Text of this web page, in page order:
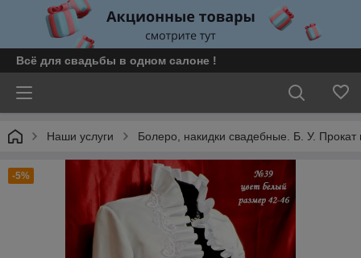
Всё для свадьбы в одном салоне !
Наши услуги Болеро, накидки свадебные. Б. У.
-5%